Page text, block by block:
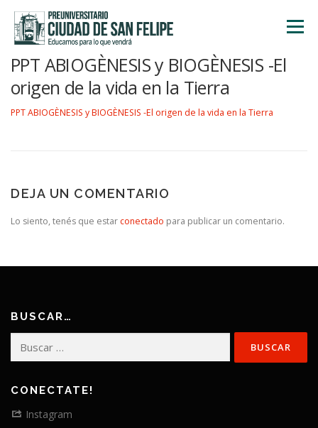
contenido
Menú
INICIO NOSOTROS ÁREA ACADÉMICA
PPT ABIOGÈNESIS y BIOGÈNESIS -El
origen de la vida en la Tierra
PPT ABIOGÈNESIS y BIOGÈNESIS -El origen de la vida en la Tierra
DEJA UN COMENTARIO
Lo siento, tenés que estar conectado para publicar un comentario.
BUSCAR…
CONECTATE!
Instagram